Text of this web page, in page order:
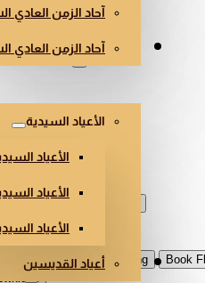
آحاد الزمن العادي
آحاد الزمن العاديأعياد أخرى
الأعياد السيدية
الأعياد
الأعياد
الأعياد
أعياد القديسين
العذراء والقديسون